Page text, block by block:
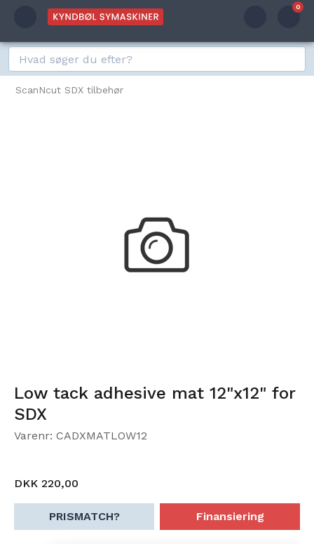
0
ScanNcut SDX tilbehør
Low tack adhesive mat 12"x12" for
SDX
Varenr: CADXMATLOW12
DKK 220,00
PRISMATCH? Finansiering